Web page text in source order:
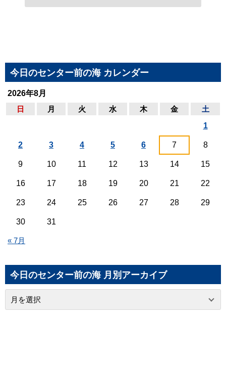
今日のセンター前の海 カレンダー
2026年8月
日
月 火 水 木 金 土
« 7月
1
2 3 4 5 6 7 8
9 10 11 12 13 14 15
16 17 18 19 20 21 22
23 24 25 26 27 28 29
30 31
今日のセンター前の海 月別アーカイブ